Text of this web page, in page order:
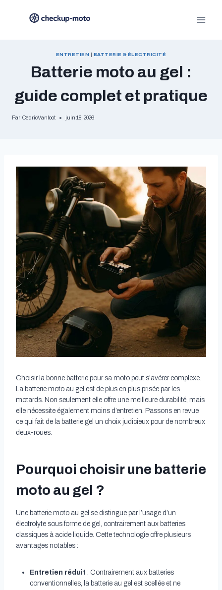
ENTRETIEN BATTERIE & ÉLECTRICITÉ
Batterie moto au gel :
guide complet et pratique
Par CedricVanloot juin 18, 2026
Choisir la bonne batterie pour sa moto peut s’avérer complexe.
La batterie moto au gel est de plus en plus prisée par les
motards. Non seulement elle offre une meilleure durabilité, mais
elle nécessite également moins d’entretien. Passons en revue
ce qui fait de la batterie gel un choix judicieux pour de nombreux
deux-roues.
Pourquoi choisir une batterie
moto au gel ?
Une batterie moto au gel se distingue par l’usage d’un
électrolyte sous forme de gel, contrairement aux batteries
classiques à acide liquide. Cette technologie offre plusieurs
avantages notables :
Entretien réduit : Contrairement aux batteries
conventionnelles, la batterie au gel est scellée et ne